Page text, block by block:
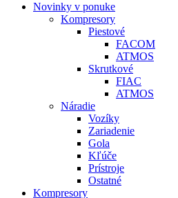
Novinky v ponuke
Kompresory
Piestové
FACOM
ATMOS
Skrutkové
FIAC
ATMOS
Náradie
Vozíky
Zariadenie
Gola
Kľúče
Prístroje
Ostatné
Kompresory